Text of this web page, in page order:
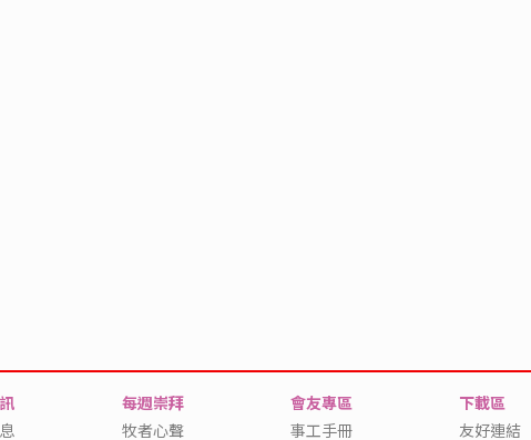
每週崇拜
牧者心聲
會友專區
事工手冊
下載區
友好連結